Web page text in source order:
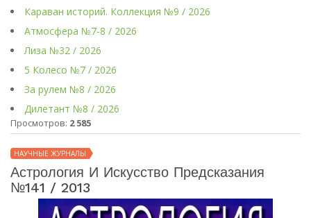
Караван историй. Коллекция №9 / 2026
Атмосфера №7-8 / 2026
Лиза №32 / 2026
5 Колесо №7 / 2026
За рулем №8 / 2026
Дилетант №8 / 2026
Просмотров: 2 585
НАУЧНЫЕ ЖУРНАЛЫ
Астрология И Искусство Предсказания
№141 / 2013